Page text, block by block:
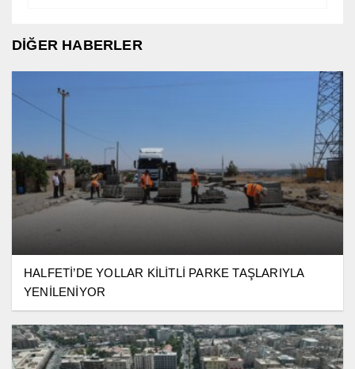
DİĞER HABERLER
HALFETİ’DE YOLLAR KİLİTLİ PARKE TAŞLARIYLA
YENİLENİYOR